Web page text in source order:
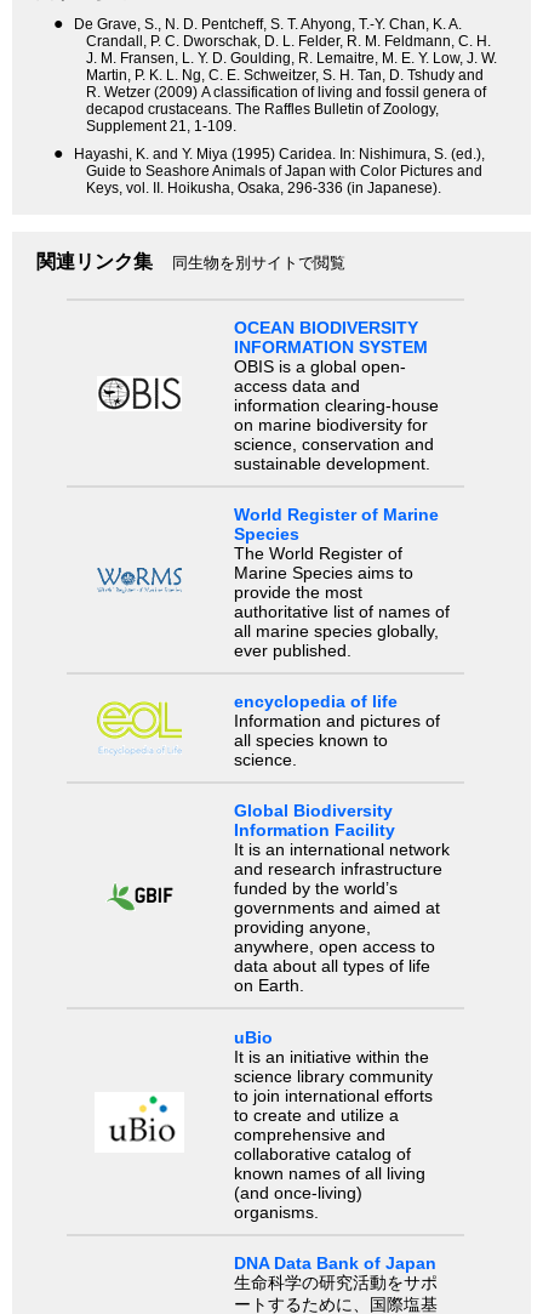
●
De Grave, S., N. D. Pentcheff, S. T. Ahyong, T.-Y. Chan, K. A.
Crandall, P. C. Dworschak, D. L. Felder, R. M. Feldmann, C. H.
J. M. Fransen, L. Y. D. Goulding, R. Lemaitre, M. E. Y. Low, J. W.
Martin, P. K. L. Ng, C. E. Schweitzer, S. H. Tan, D. Tshudy and
R. Wetzer (2009) A classification of living and fossil genera of
decapod crustaceans. The Raffles Bulletin of Zoology,
Supplement 21, 1-109.
●
Hayashi, K. and Y. Miya (1995) Caridea. In: Nishimura, S. (ed.),
Guide to Seashore Animals of Japan with Color Pictures and
Keys, vol. II. Hoikusha, Osaka, 296-336 (in Japanese).
関連リンク集 同生物を別サイトで閲覧
OCEAN BIODIVERSITY
INFORMATION SYSTEM
OBIS is a global open-
access data and
information clearing-house
on marine biodiversity for
science, conservation and
sustainable development.
World Register of Marine
Species
The World Register of
Marine Species aims to
provide the most
authoritative list of names of
all marine species globally,
ever published.
encyclopedia of life
Information and pictures of
all species known to
science.
Global Biodiversity
Information Facility
It is an international network
and research infrastructure
funded by the world’s
governments and aimed at
providing anyone,
anywhere, open access to
data about all types of life
on Earth.
uBio
It is an initiative within the
science library community
to join international efforts
to create and utilize a
comprehensive and
collaborative catalog of
known names of all living
(and once-living)
organisms.
DNA Data Bank of Japan
生命科学の研究活動をサポ
ートするために、国際塩基